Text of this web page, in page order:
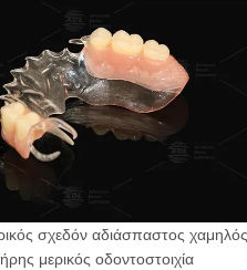
σχεδόν αδιάσπαστος χαμηλός
μερικός οδοντοστοιχία